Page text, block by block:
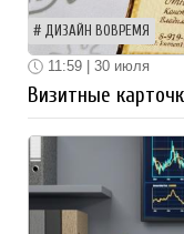
ДИЗАЙН ВОВРЕМЯ
11:59 | 30 июля
Визитные